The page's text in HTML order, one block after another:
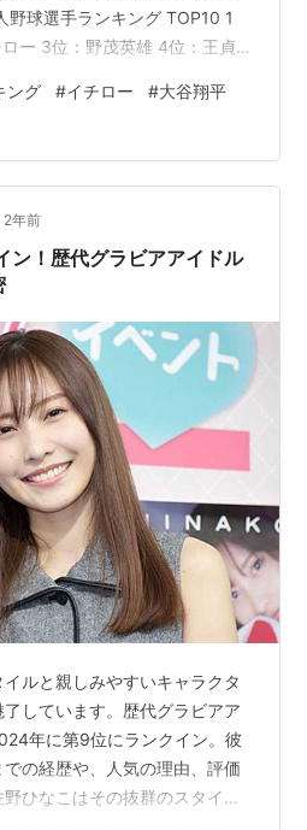
野球選手ランキング TOP10 1
ー 3位：野茂英雄 4位：王貞治
正一 10位：張本勲 まとめ 歴
グ TOP10 1位：大谷翔平
刀流で前代未聞の活躍 実績：
（日本人初の2度受賞） 2023
一に…
ング #イチロー #大谷翔平
2年前
ン！歴代グラビアアイドル
ルと親しみやすいキャラクタ
しています。歴代グラビアア
年に第9位にランクイン。彼
の経歴や、人気の理由、評価
ひなこはその抜群のスタイ